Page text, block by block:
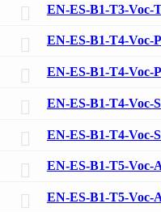
EN-ES-B1-T3-Voc-
EN-ES-B1-T4-Voc-
EN-ES-B1-T4-Voc-
EN-ES-B1-T4-Voc-
EN-ES-B1-T4-Voc-
EN-ES-B1-T5-Voc-
EN-ES-B1-T5-Voc-